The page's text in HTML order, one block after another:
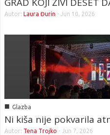
Autor: Laura Đurin - Jun 10, 2026
■ Glazba
Ni kiša nije pokvarila
Autor: Tena Trojko - Jun 7, 2026